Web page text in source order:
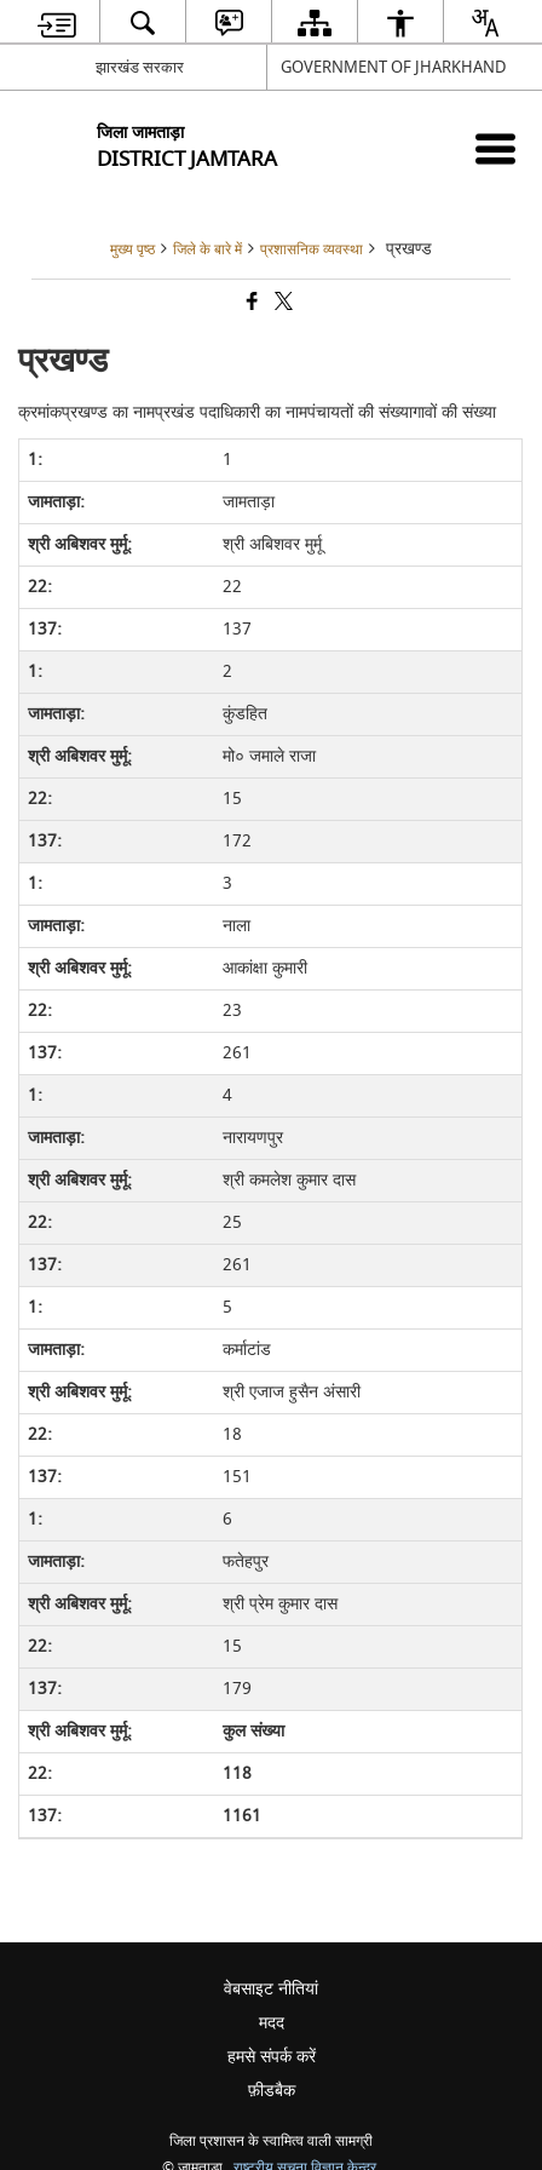
झारखंड सरकार GOVERNMENT OF JHARKHAND
जिला जामताड़ा
DISTRICT JAMTARA
मुख्य पृष्ठ जिले के बारे में प्रशासनिक व्यवस्था प्रखण्ड
प्रखण्ड
क्रमांकप्रखण्ड का नामप्रखंड पदाधिकारी का नामपंचायतों की संख्यागावों की संख्या
1
जामताड़ा
श्री अबिशवर मुर्मू
22
137
2
कुंडहित
मो० जमाले राजा
15
172
3
नाला
आकांक्षा कुमारी
23
261
4
नारायणपुर
श्री कमलेश कुमार दास
25
261
5
कर्माटांड
श्री एजाज हुसैन अंसारी
18
151
6
फतेहपुर
श्री प्रेम कुमार दास
15
179
कुल संख्या
118
1161
वेबसाइट नीतियां
मदद
हमसे संपर्क करें
फ़ीडबैक
जिला प्रशासन के स्वामित्व वाली सामग्री